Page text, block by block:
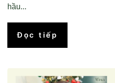
hầu...
Đọc tiếp